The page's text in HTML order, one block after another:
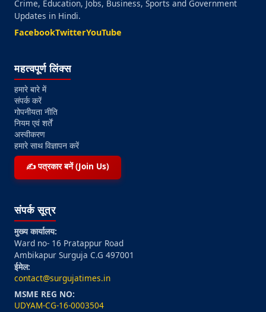
Crime, Education, Jobs, Business, Sports and Government
Updates in Hindi.
FacebookTwitterYouTube
महत्वपूर्ण लिंक्स
हमारे बारे में
संपर्क करें
गोपनीयता नीति
नियम एवं शर्तें
अस्वीकरण
हमारे साथ विज्ञापन करें
✍️ पत्रकार बनें (Join Us)
संपर्क सूत्र
मुख्य कार्यालय:
Ward no- 16 Pratappur Road
Ambikapur Surguja C.G 497001
ईमेल:
contact@surgujatimes.in
MSME REG NO:
UDYAM-CG-16-0003504